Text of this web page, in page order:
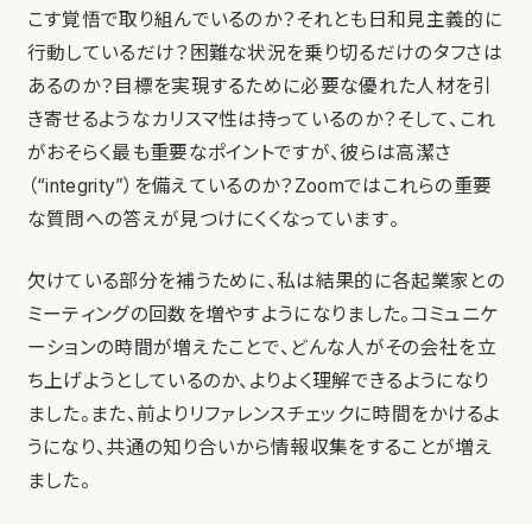
こす覚悟で取り組んでいるのか？それとも日和見主義的に
行動しているだけ？困難な状況を乗り切るだけのタフさは
あるのか？目標を実現するために必要な優れた人材を引
き寄せるようなカリスマ性は持っているのか？そして、これ
がおそらく最も重要なポイントですが、彼らは高潔さ
（“integrity”）を備えているのか？Zoomではこれらの重要
な質問への答えが見つけにくくなっています。
欠けている部分を補うために、私は結果的に各起業家との
ミーティングの回数を増やすようになりました。コミュニケ
ーションの時間が増えたことで、どんな人がその会社を立
ち上げようとしているのか、よりよく理解できるようになり
ました。また、前よりリファレンスチェックに時間をかけるよ
うになり、共通の知り合いから情報収集をすることが増え
ました。